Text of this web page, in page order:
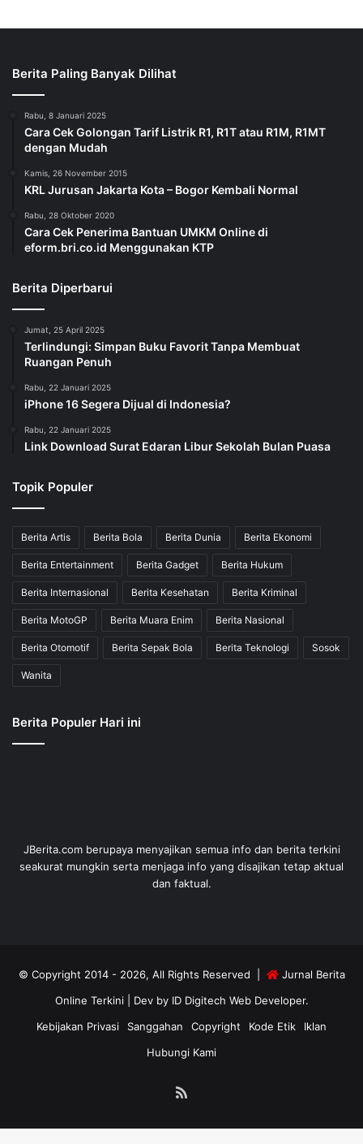
Berita Paling Banyak Dilihat
Rabu, 8 Januari 2025
Cara Cek Golongan Tarif Listrik R1, R1T atau R1M, R1MT
dengan Mudah
Kamis, 26 November 2015
KRL Jurusan Jakarta Kota – Bogor Kembali Normal
Rabu, 28 Oktober 2020
Cara Cek Penerima Bantuan UMKM Online di
eform.bri.co.id Menggunakan KTP
Berita Diperbarui
Jumat, 25 April 2025
Terlindungi: Simpan Buku Favorit Tanpa Membuat
Ruangan Penuh
Rabu, 22 Januari 2025
iPhone 16 Segera Dijual di Indonesia?
Rabu, 22 Januari 2025
Link Download Surat Edaran Libur Sekolah Bulan Puasa
Topik Populer
Berita Artis Berita Bola Berita Dunia Berita Ekonomi
Berita Entertainment Berita Gadget Berita Hukum
Berita Internasional Berita Kesehatan Berita Kriminal
Berita MotoGP Berita Muara Enim Berita Nasional
Berita Otomotif Berita Sepak Bola Berita Teknologi Sosok
Wanita
Berita Populer Hari ini
JBerita.com berupaya menyajikan semua info dan berita terkini
seakurat mungkin serta menjaga info yang disajikan tetap aktual
dan faktual.
© Copyright 2014 - 2026, All Rights Reserved |
Jurnal Berita
Online Terkini| Dev by ID Digitech Web Developer.
Kebijakan Privasi
Sanggahan Copyright Kode Etik
Iklan
Hubungi Kami
RSS